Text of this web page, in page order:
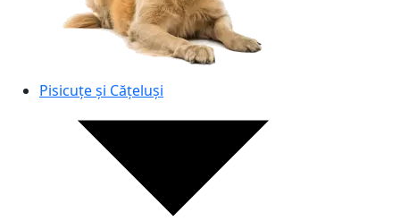
Pisicuțe și Cățeluși